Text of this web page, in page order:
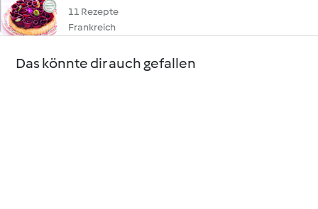
11 Rezepte
Frankreich
Das könnte dir auch gefallen